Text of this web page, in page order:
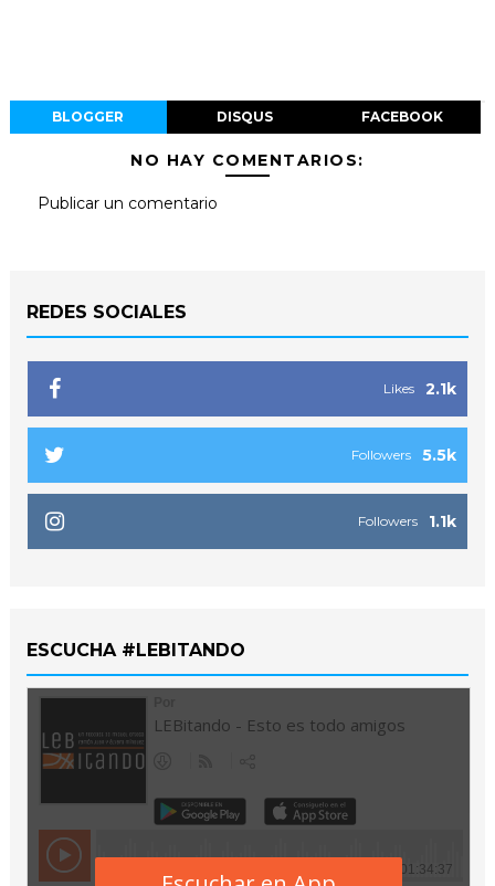
BLOGGER DISQUS FACEBOOK
NO HAY COMENTARIOS:
Publicar un comentario
REDES SOCIALES
2.1k
Likes
5.5k
Followers
1.1k
Followers
ESCUCHA #LEBITANDO